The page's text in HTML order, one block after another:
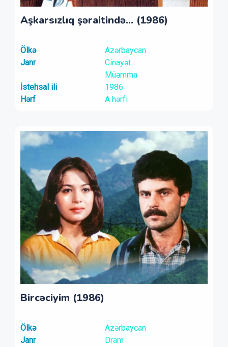
Aşkarsızlıq şəraitində... (1986)
Ölkə
Azərbaycan
Janr
Cinayət
Müəmma
İstehsal ili
1986
Hərf
A hərfi
Bircəciyim (1986)
Ölkə
Azərbaycan
Janr
Dram